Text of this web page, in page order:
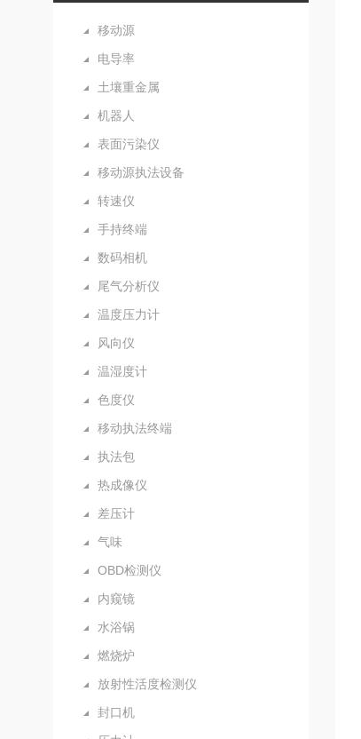
移动源
电导率
土壤重金属
机器人
表面污染仪
移动源执法设备
转速仪
手持终端
数码相机
尾气分析仪
温度压力计
风向仪
温湿度计
色度仪
移动执法终端
执法包
热成像仪
差压计
气味
OBD检测仪
内窥镜
水浴锅
燃烧炉
放射性活度检测仪
封口机